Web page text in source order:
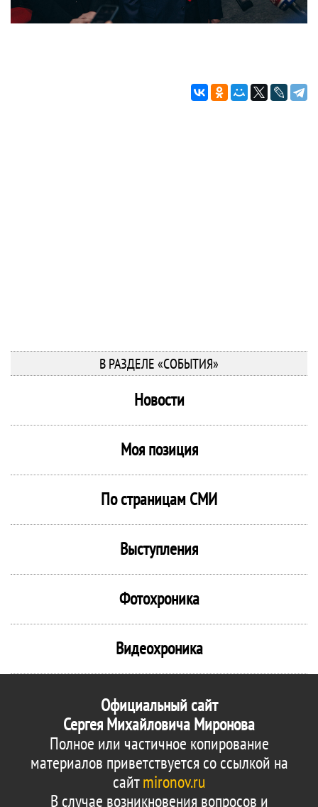
В РАЗДЕЛЕ «СОБЫТИЯ»
Новости
Моя позиция
По страницам СМИ
Выступления
Фотохроника
Видеохроника
Официальный сайт
Сергея Михайловича Миронова
Полное или частичное копирование
материалов приветствуется со ссылкой на
сайтmironov.ru
В случае возникновения вопросов и